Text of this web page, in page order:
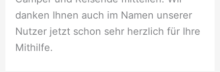
danken Ihnen auch im Namen unserer
Nutzer jetzt schon sehr herzlich für Ihre
Mithilfe.